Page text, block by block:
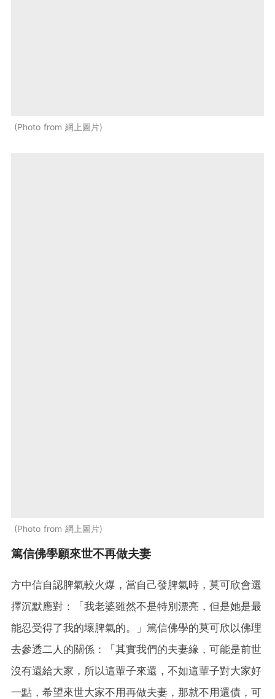
Photo from 網上圖片
Photo from 網上圖片
篤信佛學願來世不再做夫妻
方中信自認脾氣較火爆，當自己發脾氣時，莫可欣會選
擇沉默應對：「我老婆雖然不是特別漂亮，但是她是最
能忍受得了我的壞脾氣的。」篤信佛學的莫可欣以佛理
去參透二人的關係：「其實我們的夫妻緣，可能是前世
沒有還給大家，所以這輩子來還，不如這輩子對大家好
一點，希望來世大家不用再做夫妻，那就不用還債，可